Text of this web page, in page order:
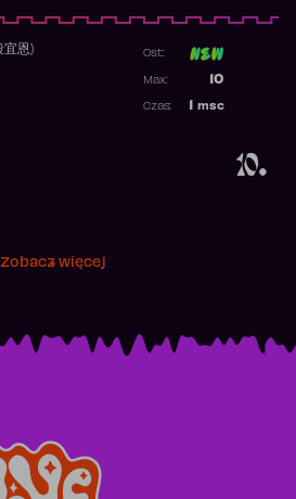
10.
恩) Ost:
10
Max:
msc
Czas:
Zobacz więcej